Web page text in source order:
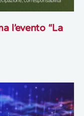
l’evento “La